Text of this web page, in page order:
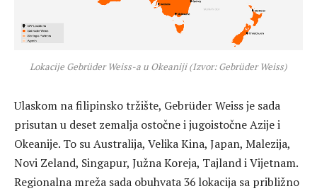
Lokacije Gebrüder Weiss-a u Okeaniji (Izvor: Gebrüder Weiss)
Ulaskom na filipinsko tržište, Gebrüder Weiss je sada
prisutan u deset zemalja ostočne i jugoistočne Azije i
Okeanije. To su Australija, Velika Kina, Japan, Malezija,
Novi Zeland, Singapur, Južna Koreja, Tajland i Vijetnam.
Regionalna mreža sada obuhvata 36 lokacija sa približno